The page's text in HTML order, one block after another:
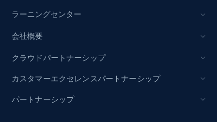
ラーニングセンター
会社概要
クラウドパートナーシップ
カスタマーエクセレンスパートナーシップ
パートナーシップ